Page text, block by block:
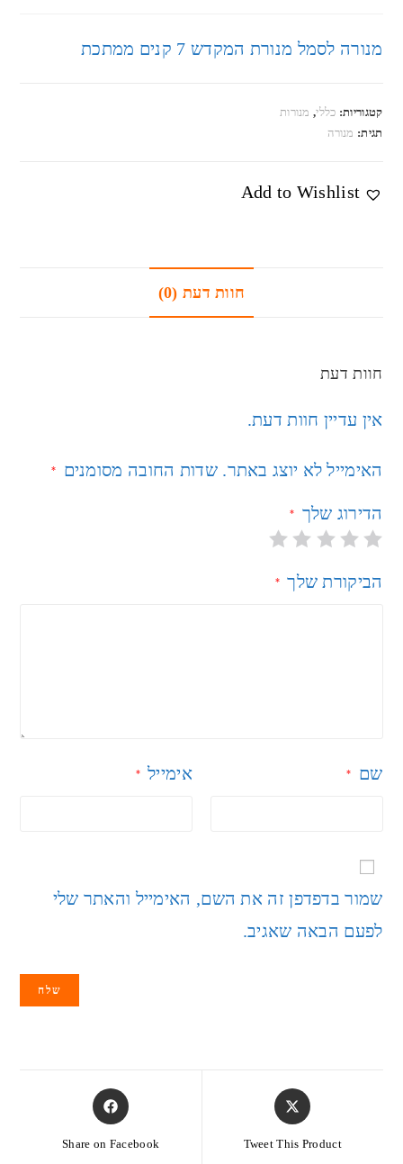
מנורה לסמל מנורת המקדש 7 קנים ממתכת
קטגוריות: כללי, מנורות
תגית: מנורה
Add to Wishlist
חוות דעת (0)
חוות דעת
אין עדיין חוות דעת.
האימייל לא יוצג באתר. שדות החובה מסומנים *
הדירוג שלך *
הביקורת שלך *
שם * אימייל *
שמור בדפדפן זה את השם, האימייל והאתר שלי
לפעם הבאה שאגיב.
Tweet This Product
Share on Facebook